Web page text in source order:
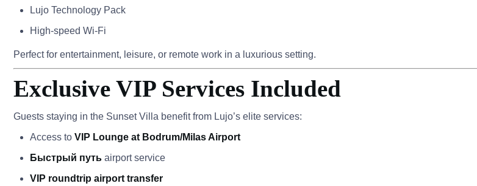
Lujo Technology Pack
High-speed Wi-Fi
Perfect for entertainment, leisure, or remote work in a luxurious setting.
Exclusive VIP Services Included
Guests staying in the Sunset Villa benefit from Lujo’s elite services:
Access to VIP Lounge at Bodrum/Milas Airport
Быстрый путь airport service
VIP roundtrip airport transfer